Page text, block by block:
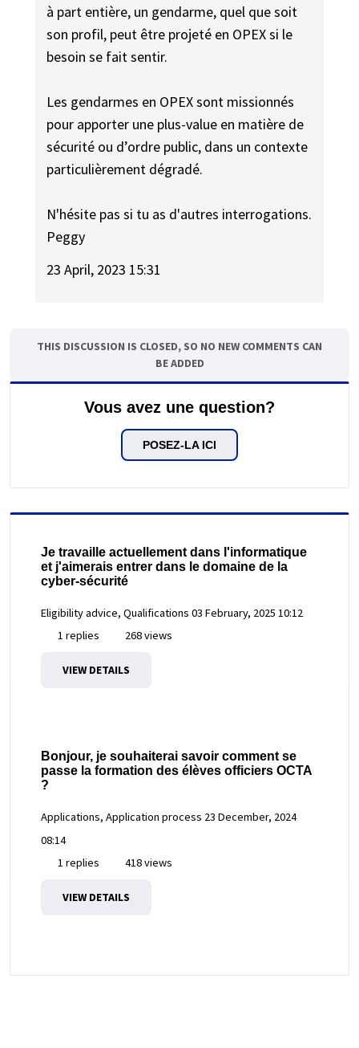
à part entière, un gendarme, quel que soit
son profil, peut être projeté en OPEX si le
besoin se fait sentir.
Les gendarmes en OPEX sont missionnés
pour apporter une plus-value en matière de
sécurité ou d’ordre public, dans un contexte
particulièrement dégradé.
N'hésite pas si tu as d'autres interrogations.
Peggy
23 April, 2023 15:31
THIS DISCUSSION IS CLOSED, SO NO NEW COMMENTS CAN
BE ADDED
Vous avez une question?
POSEZ-LA ICI
Je travaille actuellement dans l'informatique
et j'aimerais entrer dans le domaine de la
cyber-sécurité
Eligibility advice, Qualifications 03 February, 2025 10:12
1 replies
268 views
VIEW DETAILS
Bonjour, je souhaiterai savoir comment se
passe la formation des élèves officiers OCTA
?
Applications, Application process 23 December, 2024
08:14
1 replies
418 views
VIEW DETAILS